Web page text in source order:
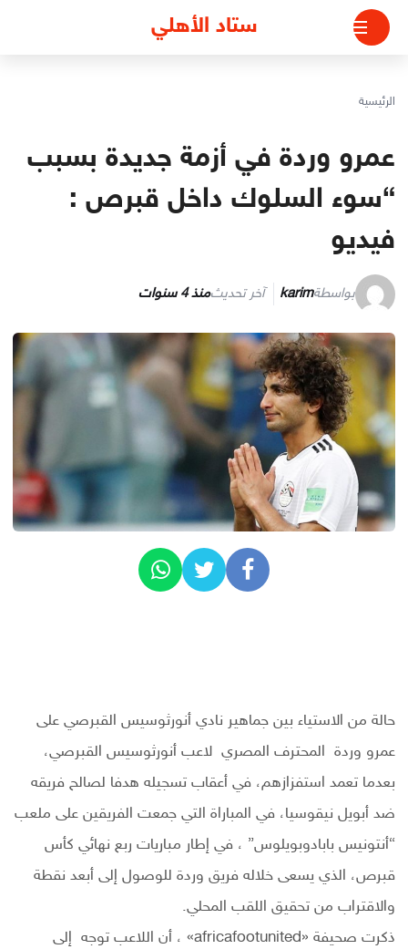
التجاوز
المحتوى
ستاد الأهلي
الرئيسية
عمرو وردة في أزمة جديدة بسبب
“سوء السلوك داخل قبرص :
فيديو
بواسطةkarim آخر تحديثمنذ 4 سنوات
حالة من الاستياء بين جماهير نادي أنورثوسيس القبرصي على
عمرو وردة المحترف المصري لاعب أنورثوسيس القبرصي،
بعدما تعمد استفزازهم، في أعقاب تسجيله هدفا لصالح فريقه
ضد أبويل نيقوسيا، في المباراة التي جمعت الفريقين على ملعب
“أنتونيس بابادوبويلوس” ، في إطار مباريات ربع نهائي كأس
قبرص، الذي يسعى خلاله فريق وردة للوصول إلى أبعد نقطة
والاقتراب من تحقيق اللقب المحلي.
ذكرت صحيفة «africafootunited» ، أن اللاعب توجه إلى